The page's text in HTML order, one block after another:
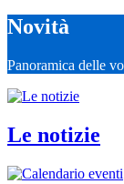
Novità
Panoramica delle
Le notizie